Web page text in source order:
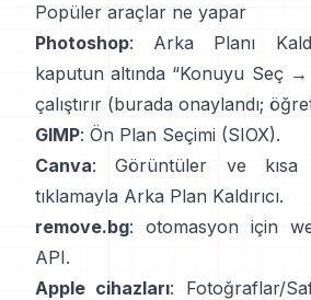
Popüler araçlar ne yapar
Photoshop: Arka Planı
kaputun altında “Konuyu Seç →
çalıştırır (burada onaylandı;
GIMP: Ön Plan Seçimi (SIOX).
Canva: Görüntüler ve
tıklamayla Arka Plan Kaldırıcı.
remove.bg: otomasyon için
API.
Apple cihazları: Fotoğraflar/